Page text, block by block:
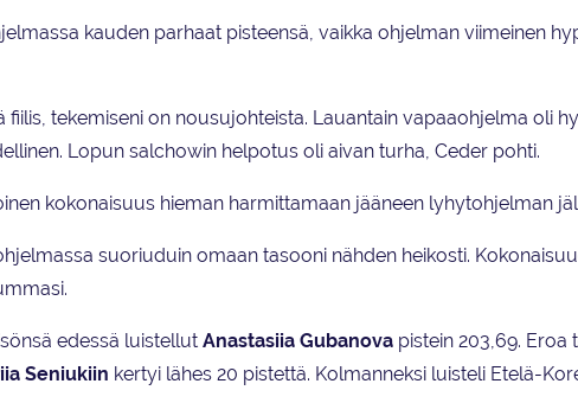
kauden parhaat pisteensä, vaikka ohjelman viimeinen
tekemiseni on nousujohteista. Lauantain vapaaohjelma oli
Lopun salchowin helpotus oli aivan turha, Ceder pohti.
kokonaisuus hieman harmittamaan jääneen lyhytohjelman
suoriuduin omaan tasooni nähden heikosti.
edessä luistellut Anastasiia Gubanova pistein 203,69. Eroa
Seniukiin kertyi lähes 20 pistettä. Kolmanneksi luisteli Etelä-